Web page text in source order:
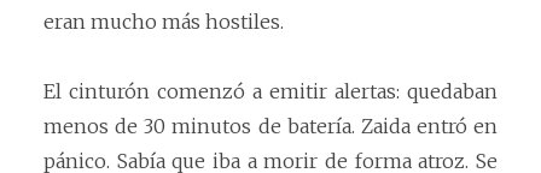
eran mucho más hostiles.
El cinturón comenzó a emitir alertas: quedaban
menos de 30 minutos de batería. Zaida entró en
pánico. Sabía que iba a morir de forma atroz. Se